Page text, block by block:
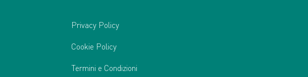
Privacy Policy
Cookie Policy
Termini e Condizioni